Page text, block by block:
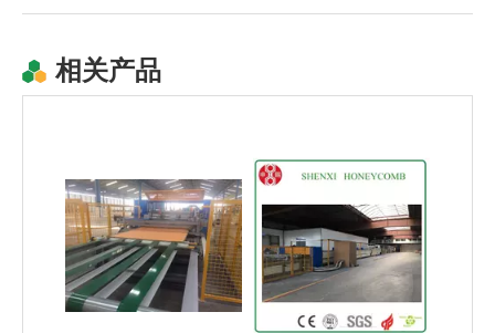
相关产品
纸蜂窝板复合机